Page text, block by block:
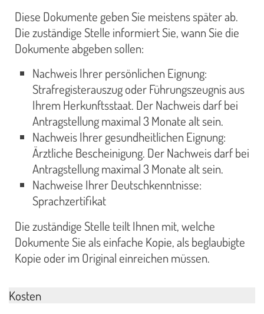
Diese Dokumente geben Sie meistens später ab.
Die zuständige Stelle informiert Sie, wann Sie die
Dokumente abgeben sollen:
Nachweis Ihrer persönlichen Eignung:
Strafregisterauszug oder Führungszeugnis aus
Ihrem Herkunftsstaat. Der Nachweis darf bei
Antragstellung maximal 3 Monate alt sein.
Nachweis Ihrer gesundheitlichen Eignung:
Ärztliche Bescheinigung. Der Nachweis darf bei
Antragstellung maximal 3 Monate alt sein.
Nachweise Ihrer Deutschkenntnisse:
Sprachzertifikat
Die zuständige Stelle teilt Ihnen mit, welche
Dokumente Sie als einfache Kopie, als beglaubigte
Kopie oder im Original einreichen müssen.
Kosten